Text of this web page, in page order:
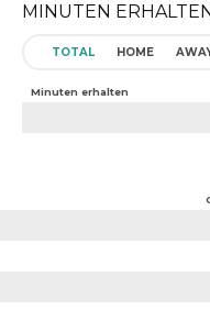
MINUTEN
TOTAL HOME
Minuten erhalten